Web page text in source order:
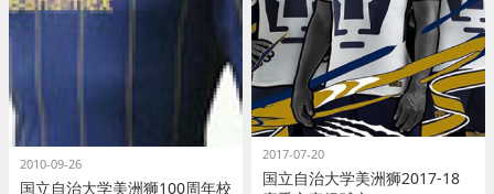
2017-07-20
国立自治大学美洲狮2017-18
2010-09-26
国立自治大学美洲狮100周年校